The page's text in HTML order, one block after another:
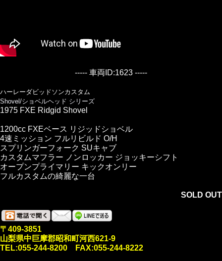
----- 車両ID:1623 -----
ハーレーダビッドソンカスタム
Shovel/ショベルヘッド シリーズ
1975 FXE Ridgid Shovel
1200cc FXEベース リジッドショベル
4速ミッション フルリビルド O/H
スプリンガーフォーク SUキャブ
カスタムマフラー ノンロッカー ジョッキーシフト
オープンプライマリー キックオンリー
フルカスタムの綺麗な一台
SOLD OUT
〒409-3851
山梨県中巨摩郡昭和町河西621-9
TEL:055-244-8200 FAX:055-244-8222